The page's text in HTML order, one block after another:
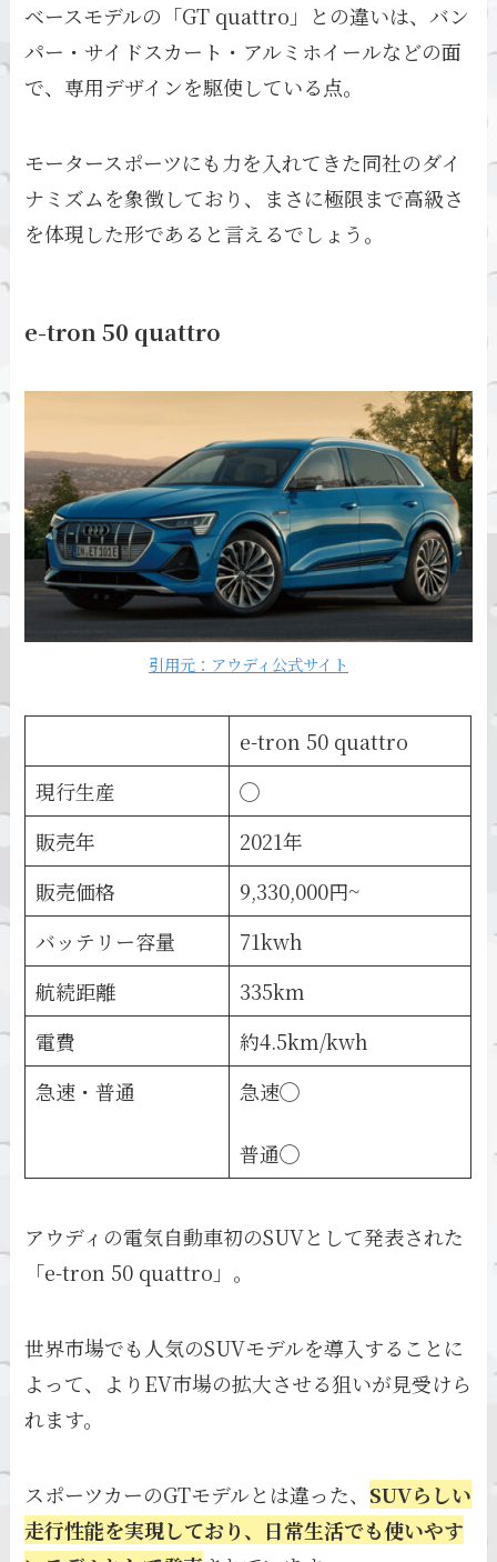
ベースモデルの「GT quattro」との違いは、バン
パー・サイドスカート・アルミホイールなどの面
で、専用デザインを駆使している点。
モータースポーツにも力を入れてきた同社のダイ
ナミズムを象徴しており、まさに極限まで高級さ
を体現した形であると言えるでしょう。
e-tron 50 quattro
引用元：アウディ公式サイト
e-tron 50 quattro
現行生産
◯
販売年
2021年
販売価格
9,330,000円~
バッテリー容量
71kwh
航続距離
335km
電費
約4.5km/kwh
急速・普通
急速◯
普通◯
アウディの電気自動車初のSUVとして発表された
「e-tron 50 quattro」。
世界市場でも人気のSUVモデルを導入することに
よって、よりEV市場の拡大させる狙いが見受けら
れます。
スポーツカーのGTモデルとは違った、 SUVらしい
走行性能を実現しており、日常生活でも使いやす